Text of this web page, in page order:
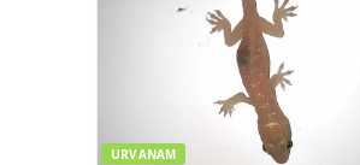
URVANAM